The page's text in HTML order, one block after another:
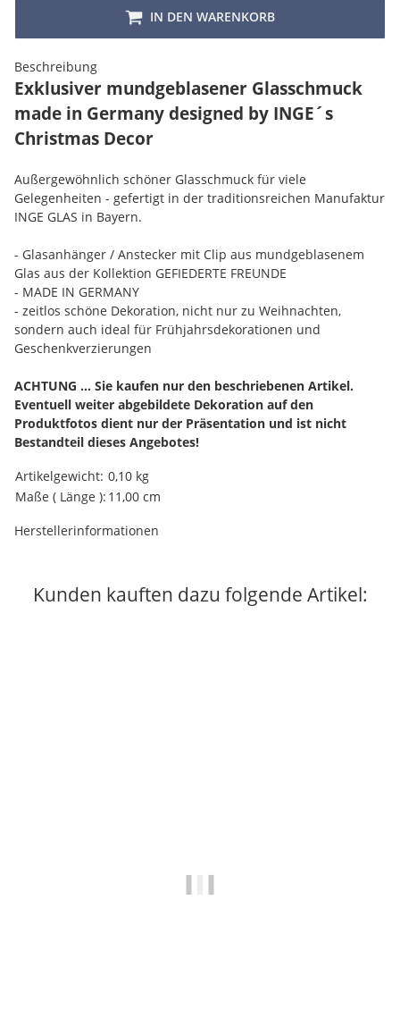
IN DEN WARENKORB
Beschreibung
Exklusiver mundgeblasener Glasschmuck
made in Germany designed by INGE´s
Christmas Decor
Außergewöhnlich schöner Glasschmuck für viele
Gelegenheiten - gefertigt in der traditionsreichen Manufaktur
INGE GLAS in Bayern.
- Glasanhänger / Anstecker mit Clip aus mundgeblasenem
Glas aus der Kollektion GEFIEDERTE FREUNDE
- MADE IN GERMANY
- zeitlos schöne Dekoration, nicht nur zu Weihnachten,
sondern auch ideal für Frühjahrsdekorationen und
Geschenkverzierungen
ACHTUNG ... Sie kaufen nur den beschriebenen Artikel.
Eventuell weiter abgebildete Dekoration auf den
Produktfotos dient nur der Präsentation und ist nicht
Bestandteil dieses Angebotes!
Produkteigenschaft
Wert
Artikelgewicht: 0,10 kg
Maße ( Länge ): 11,00 cm
Herstellerinformationen
Kunden kauften dazu folgende Artikel: